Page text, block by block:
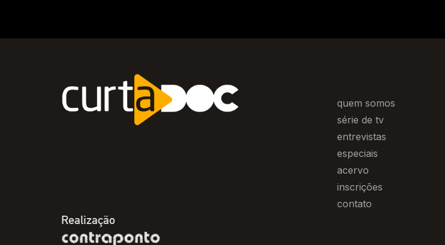
Realização
quem somos
série de tv
entrevistas
especiais
acervo
inscrições
contato